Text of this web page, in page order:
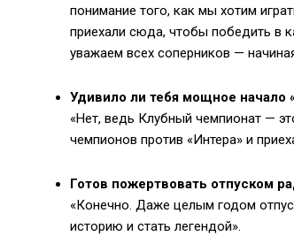
понимание того, как мы хотим
приехали сюда, чтобы победить в
уважаем всех соперников —
Удивило ли тебя мощное начало
«Нет, ведь Клубный чемпионат —
чемпионов против «Интера» и
Готов пожертвовать отпуском
«Конечно. Даже целым годом
историю и стать легендой».